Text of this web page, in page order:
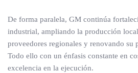
De forma paralela, GM continúa
industrial, ampliando la producción
proveedores regionales y renovando su
Todo ello con un énfasis constante en
excelencia en la ejecución.